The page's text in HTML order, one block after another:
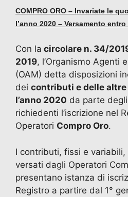
COMPRO ORO – Invariate le
l’anno 2020 – Versamento
Con la circolare n. 34/
2019, l’Organismo Agenti
(OAM) detta disposizioni
dei contributi e delle
l’anno 2020 da parte
richiedenti l’iscrizione nel
Operatori Compro Oro.
I contributi, fissi e variabili,
versati dagli Operatori
presentano istanza di
Registro a partire dal 1°